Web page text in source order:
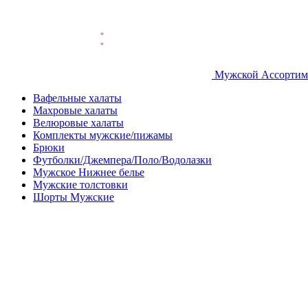
Мужской
Вафельные халаты
Махровые халаты
Велюровые халаты
Комплекты мужские/пижамы
Брюки
Футболки/Джемпера/Поло/Водолазки
Мужское Нижнее белье
Мужские толстовки
Шорты Мужские